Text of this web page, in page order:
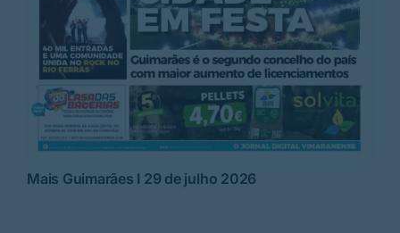
Mais Guimarães I 29 de julho 2026